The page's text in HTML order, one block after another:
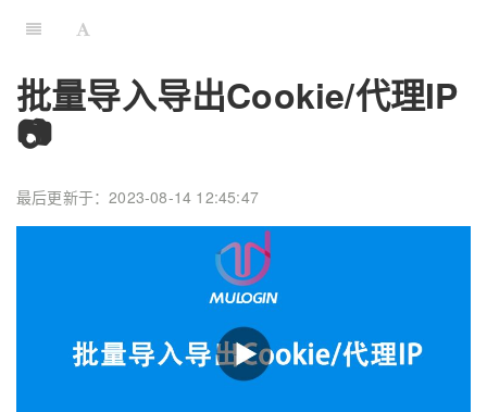
批量导入导出Cookie/代理IP
📷
最后更新于：2023-08-14 12:45:47